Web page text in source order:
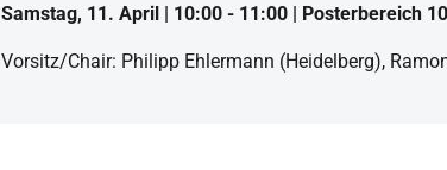
Samstag, 11. April | 10:00 - 11:00 | Posterbereich 10
Vorsitz/Chair: Philipp Ehlermann (Heidelberg),